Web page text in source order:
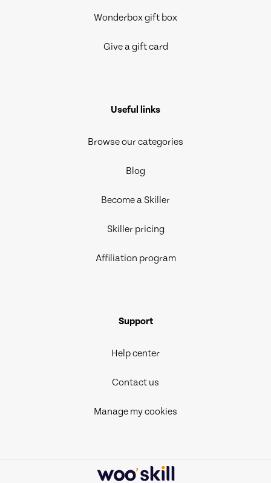
Wonderbox gift box
Give a gift card
Useful links
Browse our categories
Blog
Become a Skiller
Skiller pricing
Affiliation program
Support
Help center
Contact us
Manage my cookies